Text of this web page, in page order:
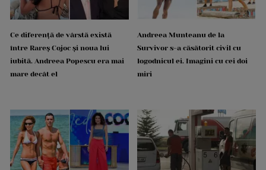
Ce diferență de vârstă există
între Rareș Cojoc și noua lui
iubită. Andreea Popescu era mai
mare decât el
Andreea Munteanu de la
Survivor s-a căsătorit civil cu
logodnicul ei. Imagini cu cei doi
miri